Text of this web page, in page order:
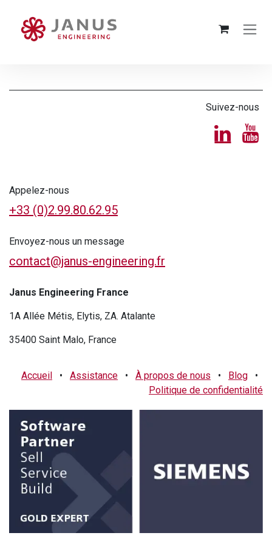
Suivez-nous
Appelez-nous
+33 (0)2.99.80.62.95
Envoyez-nous un message
contact@janus-engineering.fr
Janus Engineering France
1A Allée Métis, Elytis, ZA. Atalante
35400 Saint Malo, France
Accueil • Assistance • À propos de nous • Blog
•
Politique de confidentialité